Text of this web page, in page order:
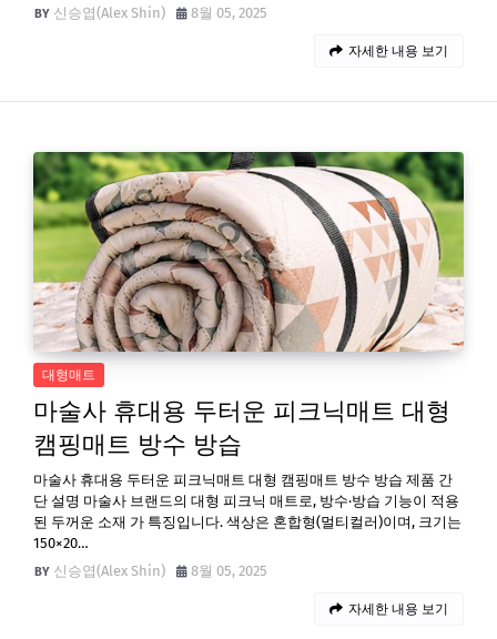
신승엽(Alex Shin)
8월 05, 2025
자세한 내용 보기
대형매트
마술사 휴대용 두터운 피크닉매트 대형
캠핑매트 방수 방습
마술사 휴대용 두터운 피크닉매트 대형 캠핑매트 방수 방습 제품 간
단 설명 마술사 브랜드의 대형 피크닉 매트로, 방수·방습 기능이 적용
된 두꺼운 소재 가 특징입니다. 색상은 혼합형(멀티컬러)이며, 크기는
150×20…
신승엽(Alex Shin)
8월 05, 2025
자세한 내용 보기